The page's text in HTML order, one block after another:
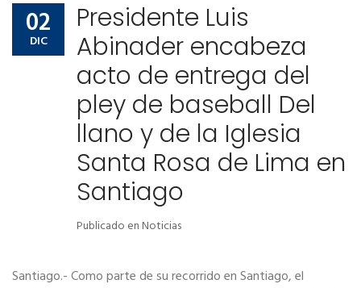
02
DIC
Presidente Luis
Abinader encabeza
acto de entrega del
pley de baseball Del
llano y de la Iglesia
Santa Rosa de Lima en
Santiago
Publicado enNoticias
Santiago.- Como parte de su recorrido en Santiago, el